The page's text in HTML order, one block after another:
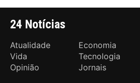
24 Notícias
Atualidade Economia
Vida
Tecnologia
Opinião
Jornais